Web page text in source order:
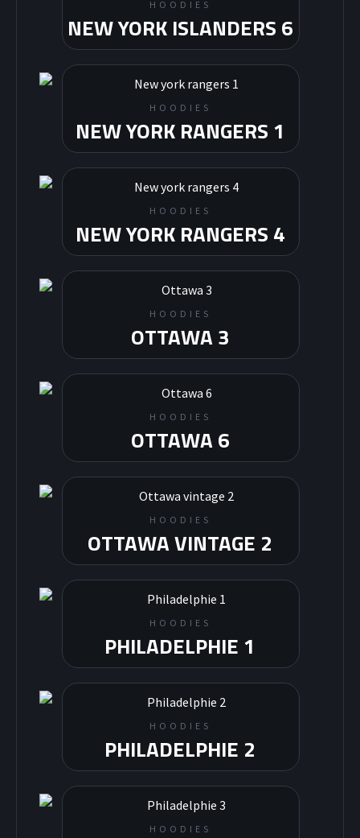
HOODIES
NEW YORK ISLANDERS 6
HOODIES
NEW YORK RANGERS 1
HOODIES
NEW YORK RANGERS 4
HOODIES
OTTAWA 3
HOODIES
OTTAWA 6
HOODIES
OTTAWA VINTAGE 2
HOODIES
PHILADELPHIE 1
HOODIES
PHILADELPHIE 2
HOODIES